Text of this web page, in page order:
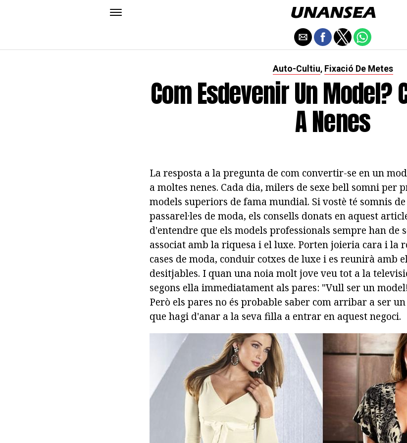
Auto-Cultiu, Fixació De Metes
Com Esdevenir Un Model?
A Nenes
La resposta a la pregunta de com convertir-se en un
a moltes nenes. Cada dia, milers de sexe bell somni per
models superiors de fama mundial. Si vostè té somnis
passarel·les de moda, els consells donats en aquest
d'entendre que els models professionals sempre han de
associat amb la riquesa i el luxe. Porten joieria cara i la
cases de moda, conduir cotxes de luxe i es reunirà amb
desitjables. I quan una noia molt jove veu tot a la
segons ella immediatament als pares: "Vull ser un
Però els pares no és probable saber com arribar a ser
que hagi d'anar a la seva filla a entrar en aquest negoci.